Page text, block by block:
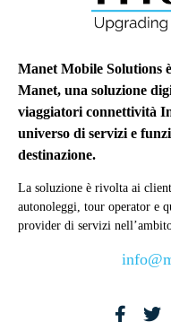
Manet Mobile Solutions
Manet, una soluzione
viaggiatori connettività
universo di servizi e
destinazione.
La soluzione è rivolta ai
autonoleggi, tour operator e
provider di servizi